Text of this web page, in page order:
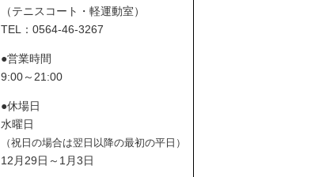
（テニスコート・軽運動室）
TEL：0564-46-3267
●営業時間
9:00～21:00
●休場日
水曜日
（祝日の場合は翌日以降の最初の平日）
12月29日～1月3日